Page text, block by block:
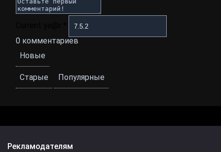
0 комментариев
Новые
Старые Популярные
Рекламодателям